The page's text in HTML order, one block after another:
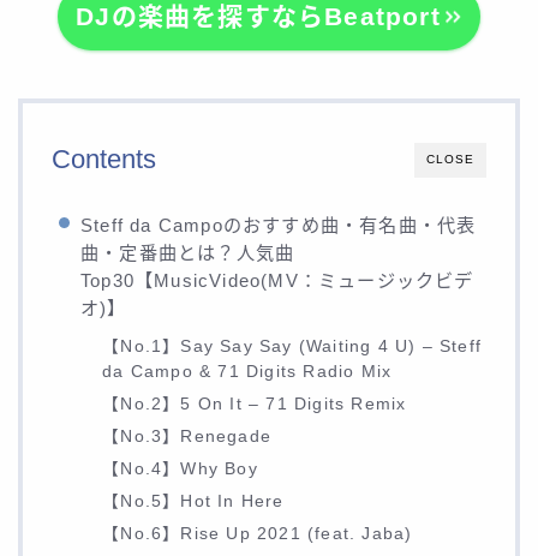
DJの楽曲を探すならBeatport
CLOSE
Contents
Steff da Campoのおすすめ曲・有名曲・代表
曲・定番曲とは？人気曲
Top30【MusicVideo(MV：ミュージックビデ
オ)】
【No.1】Say Say Say (Waiting 4 U) – Steff
da Campo & 71 Digits Radio Mix
【No.2】5 On It – 71 Digits Remix
【No.3】Renegade
【No.4】Why Boy
【No.5】Hot In Here
【No.6】Rise Up 2021 (feat. Jaba)